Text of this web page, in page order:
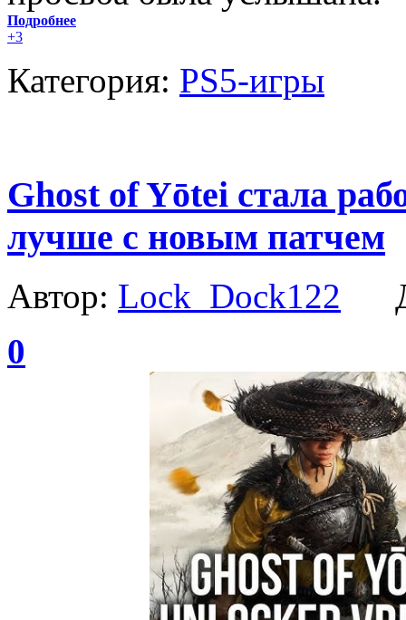
Подробнее
+3
Категория: PS5-игры
Ghost of Yōtei стала
лучше с новым патчем
Автор: Lock_Dock122
0